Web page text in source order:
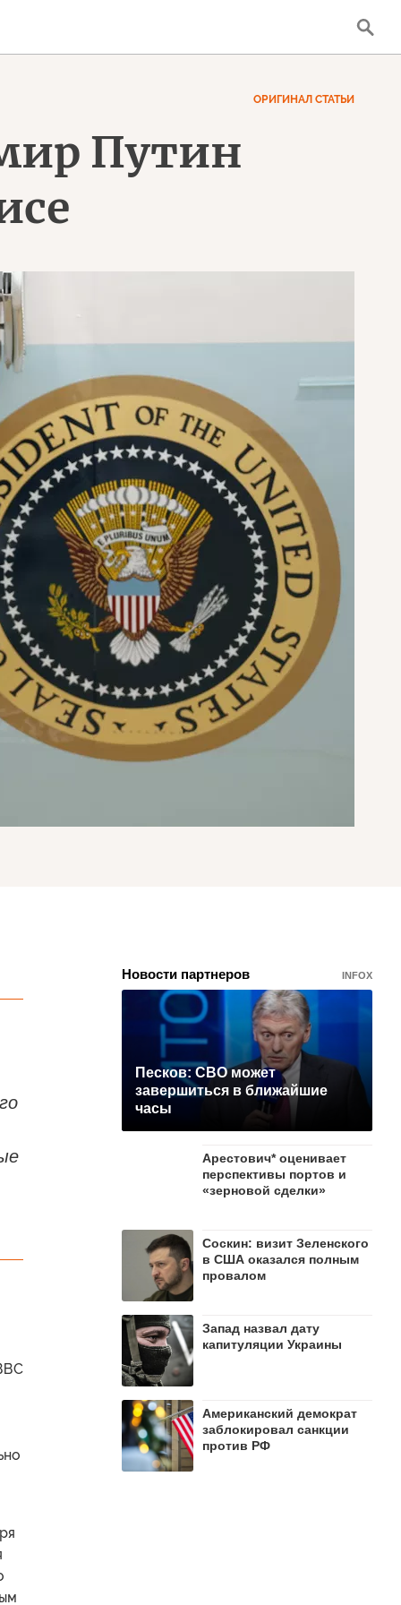
ОРИГИНАЛ СТАТЬИ
Путин
Новости партнеров INFOX
Песков: СВО может
завершиться в ближайшие
часы
Арестович* оценивает
перспективы портов и
«зерновой сделки»
Соскин: визит Зеленского
в США оказался полным
провалом
Запад назвал дату
капитуляции Украины
Американский демократ
заблокировал санкции
против РФ